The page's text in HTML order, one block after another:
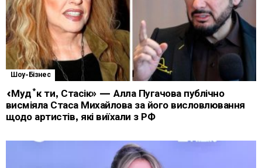
Шоу-Бізнес
«Муд*к ти, Стасік» — Алла Пугачова публічно
висміяла Стаса Михайлова за його висловлювання
щодо артистів, які виїхали з РФ